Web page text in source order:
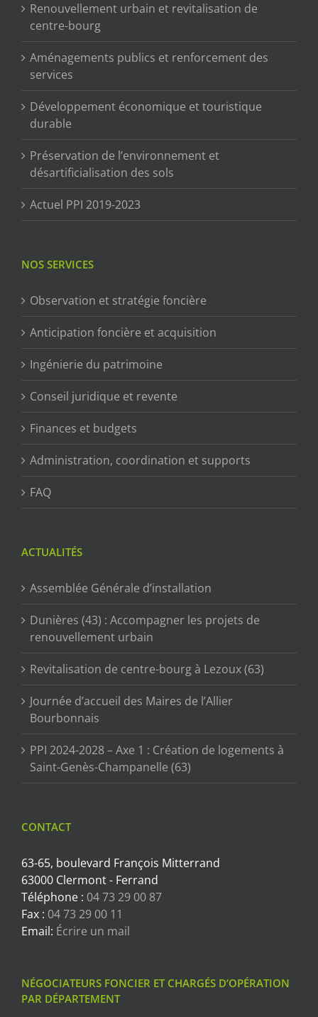
Renouvellement urbain et revitalisation de
centre-bourg
Aménagements publics et renforcement des
services
Développement économique et touristique
durable
Préservation de l’environnement et
désartificialisation des sols
Actuel PPI 2019-2023
NOS SERVICES
Observation et stratégie foncière
Anticipation foncière et acquisition
Ingénierie du patrimoine
Conseil juridique et revente
Finances et budgets
Administration, coordination et supports
FAQ
ACTUALITÉS
Assemblée Générale d’installation
Dunières (43) : Accompagner les projets de
renouvellement urbain
Revitalisation de centre-bourg à Lezoux (63)
Journée d’accueil des Maires de l’Allier
Bourbonnais
PPI 2024-2028 – Axe 1 : Création de logements à
Saint-Genès-Champanelle (63)
CONTACT
63-65, boulevard François Mitterrand
63000 Clermont - Ferrand
Téléphone : 04 73 29 00 87
Fax : 04 73 29 00 11
Email: Écrire un mail
NÉGOCIATEURS FONCIER ET CHARGÉS D’OPÉRATION
PAR DÉPARTEMENT